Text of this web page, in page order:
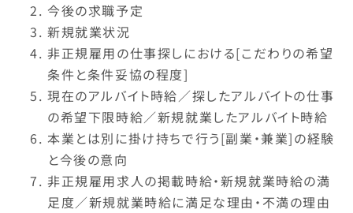
今後の求職予定
新規就業状況
非正規雇用の仕事探しにおける[こだわりの希望
条件と条件妥協の程度]
現在のアルバイト時給／探したアルバイトの仕事
の希望下限時給／新規就業したアルバイト時給
本業とは別に掛け持ちで行う[副業・兼業]の経験
と今後の意向
非正規雇用求人の掲載時給・新規就業時給の満
足度／新規就業時給に満足な理由・不満の理由